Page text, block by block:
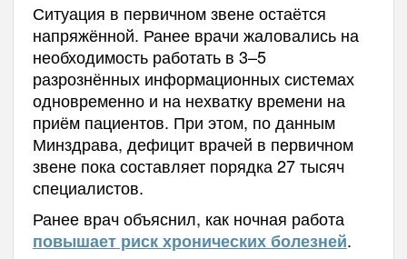
Ситуация в первичном звене остаётся
напряжённой. Ранее врачи жаловались на
необходимость работать в 3–5
разрознённых информационных системах
одновременно и на нехватку времени на
приём пациентов. При этом, по данным
Минздрава, дефицит врачей в первичном
звене пока составляет порядка 27 тысяч
специалистов.
Ранее врач объяснил, как ночная работа
повышает риск хронических болезней.